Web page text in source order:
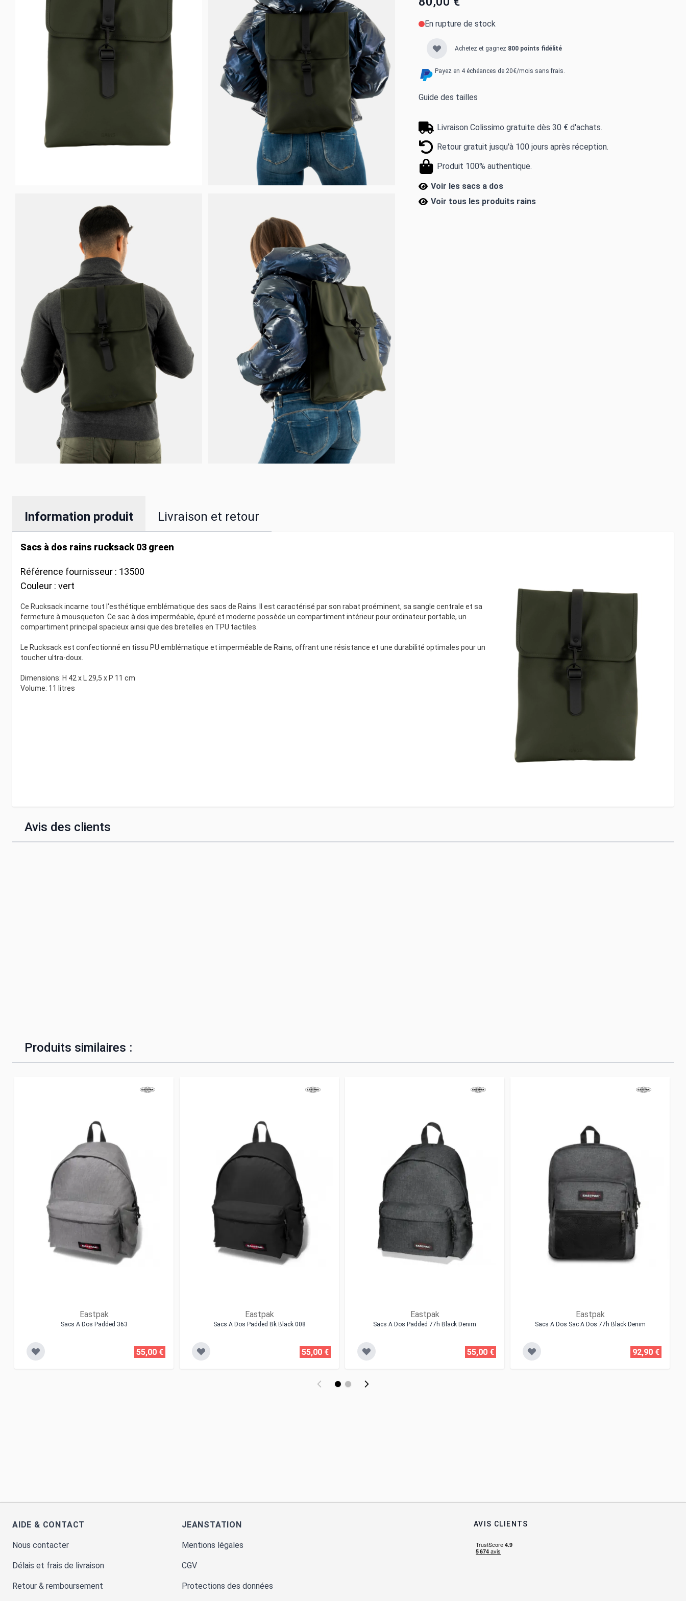
En rupture de stock
Achetez et gagnez 800 points fidélité
Payez en 4 échéances de 20€/mois sans frais.
Guide des tailles
Livraison Colissimo gratuite dès 30 € d'achats.
Retour gratuit jusqu'à 100 jours après réception.
Produit 100% authentique.
Voir les sacs a dos
Voir tous les produits rains
Information produit Livraison et retour
Sacs à dos rains rucksack 03 green
Référence fournisseur : 13500
Couleur : vert
Ce Rucksack incarne tout l'esthétique emblématique des sacs de Rains. Il est caractérisé par son rabat proéminent, sa sangle centrale et sa
fermeture à mousqueton. Ce sac à dos imperméable, épuré et moderne possède un compartiment intérieur pour ordinateur portable, un
compartiment principal spacieux ainsi que des bretelles en TPU tactiles.
Le Rucksack est confectionné en tissu PU emblématique et imperméable de Rains, offrant une résistance et une durabilité optimales pour un
toucher ultra-doux.
Dimensions: H 42 x L 29,5 x P 11 cm
Volume: 11 litres
Avis des clients
Produits similaires :
Eastpak
Sacs À Dos Padded 363
55,00 €
Eastpak
Sacs À Dos Padded Bk Black 008
55,00 €
Eastpak
Sacs À Dos Padded 77h Black Denim
55,00 €
Eastpak
Sacs À Dos Sac A Dos 77h Black Denim
92,90 €
AIDE & CONTACT
Nous contacter
Délais et frais de livraison
Retour & remboursement
JEANSTATION
Mentions légales
CGV
Protections des données
AVIS CLIENTS